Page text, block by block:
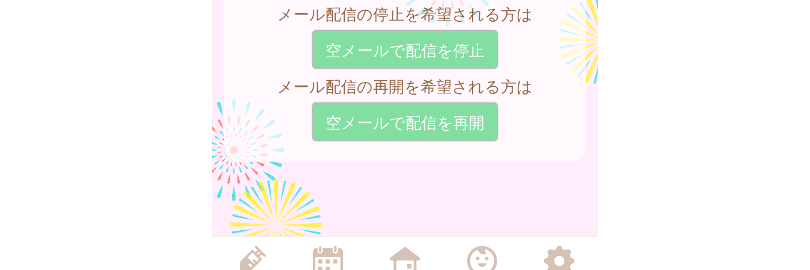
メール配信の停止を希望される方は
空メールで配信を停止
メール配信の再開を希望される方は
空メールで配信を再開